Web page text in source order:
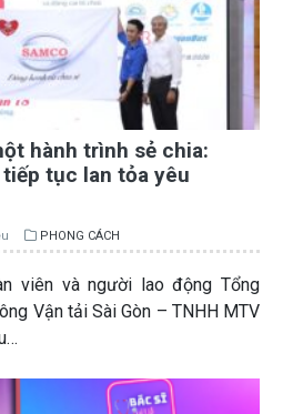
hành trình sẻ chia:
tục lan tỏa yêu
PHONG CÁCH
viên và người lao động Tổng
Vận tải Sài Gòn – TNHH MTV